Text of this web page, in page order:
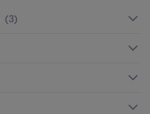
(3)